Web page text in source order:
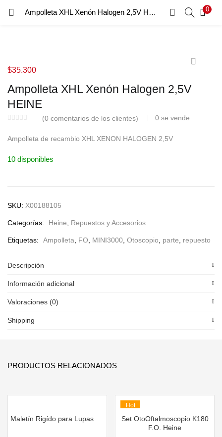
Ampolleta XHL Xenón Halogen 2,5V HEINE 0
INICIO DE SESIÓN REGISTRO
Recordar Datos
Ampolleta XHL Xenón Halogen 2,5V
HEINE
(0 comentarios de los clientes) 0 se vende
$35.300
Ampolleta de recambio XHL XENON HALOGEN 2,5V
10 disponibles
SKU: X00188105
Categorías: Heine Repuestos y Accesorios
Etiquetas: Ampolleta FO MINI3000 Otoscopio parte repuesto
Descripción
Información adicional
Valoraciones (0)
Shipping
PRODUCTOS RELACIONADOS
Maletín Rigído para Lupas
Hot
Set OtoOftalmoscopio K180
F.O. Heine